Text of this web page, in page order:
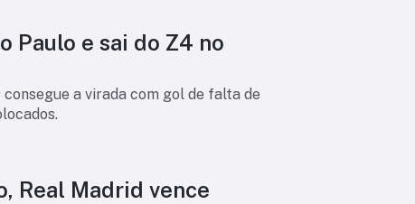
Paulo e sai do Z4 no
a virada com gol de falta de
Real Madrid vence